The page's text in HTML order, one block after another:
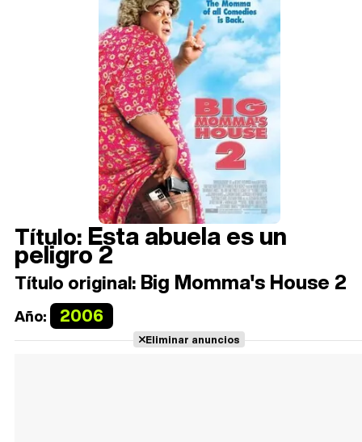
Título: Esta abuela es un
peligro 2
Título original: Big Momma's House 2
Año: 2006
Eliminar anuncios